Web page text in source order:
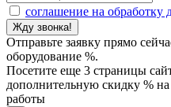
соглашение на обработку
Отправьте заявку прямо
оборудование %.
Посетите еще 3 страницы
дополнительную скидку %
работы